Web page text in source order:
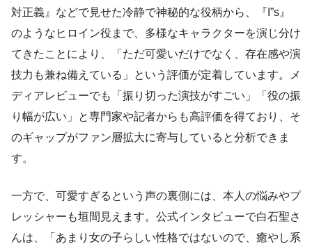
対正義』などで見せた冷静で神秘的な役柄から、『I”s』
のようなヒロイン役まで、多様なキャラクターを演じ分け
てきたことにより、「ただ可愛いだけでなく、存在感や演
技力も兼ね備えている」という評価が定着しています。メ
ディアレビューでも「振り切った演技がすごい」「役の振
り幅が広い」と専門家や記者からも高評価を得ており、そ
のギャップがファン層拡大に寄与していると分析できま
す。
一方で、可愛すぎるという声の裏側には、本人の悩みやプ
レッシャーも垣間見えます。公式インタビューで白石聖さ
んは、「あまり女の子らしい性格ではないので、癒やし系